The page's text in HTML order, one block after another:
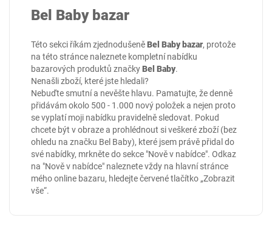
Bel Baby bazar
Této sekci říkám zjednodušeněBel Baby bazar, protože
na této stránce naleznete kompletní nabídku
bazarových produktů značkyBel Baby.
Nenašli zboží, které jste hledali?
Nebuďte smutní a nevěšte hlavu. Pamatujte, že denně
přidávám okolo 500 - 1.000 nový položek a nejen proto
se vyplatí moji nabídku pravidelně sledovat. Pokud
chcete být v obraze a prohlédnout si veškeré zboží (bez
ohledu na značku Bel Baby), které jsem právě přidal do
své nabídky, mrkněte do sekce "Nově v nabídce". Odkaz
na "Nově v nabídce" naleznete vždy na hlavní stránce
mého online bazaru, hledejte červené tlačítko „Zobrazit
vše“.